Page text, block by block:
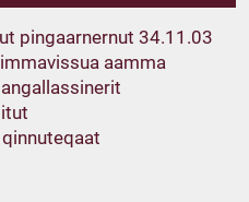
pingaarnernut 34.11.03
aamma